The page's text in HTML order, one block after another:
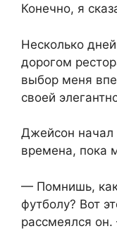
Конечно, я
Несколько
дорогом
выбор меня
своей
Джейсон начал
времена, пока
— Помнишь,
футболу? Вот
рассмеялся